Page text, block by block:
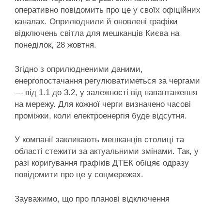
оперативно повідомить про це у своїх офіційних
каналах. Оприлюднили й оновлені графіки
відключень світла для мешканців Києва на
понеділок, 28 жовтня.
Згідно з оприлюдненими даними,
енергопостачання регулюватиметься за чергами
— від 1.1 до 3.2, у залежності від навантаження
на мережу. Для кожної черги визначено часові
проміжки, коли електроенергія буде відсутня.
У компанії закликають мешканців столиці та
області стежити за актуальними змінами. Так, у
разі коригування графіків ДТЕК обіцяє одразу
повідомити про це у соцмережах.
Зауважимо, що про планові відключення